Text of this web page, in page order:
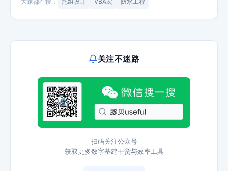
关注不迷路
扫码关注公众号
获取更多数字基建干货与效率工具